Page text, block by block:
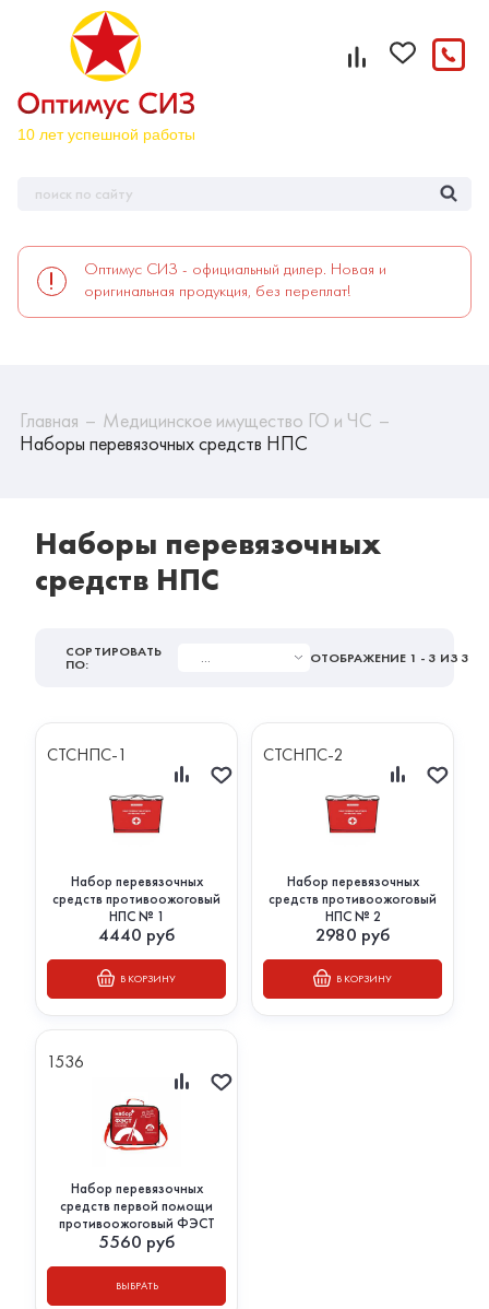
Оптимус СИЗ - официальный дилер. Новая и
оригинальная продукция, без переплат!
Главная
Медицинское имущество ГО и ЧС
Наборы перевязочных средств НПС
Наборы перевязочных
средств НПС
СОРТИРОВАТЬ
ПО: ... ОТОБРАЖЕНИЕ 1 - 3 ИЗ 3
СТСНПС-1
Набор перевязочных
средств противоожоговый
НПС № 1
4440 руб
В КОРЗИНУ
СТСНПС-2
Набор перевязочных
средств противоожоговый
НПС № 2
2980 руб
В КОРЗИНУ
1536
Набор перевязочных
средств первой помощи
противоожоговый ФЭСТ
5560 руб
ВЫБРАТЬ